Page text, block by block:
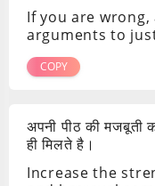
If you are
arguments to
COPY
अपनी पीठ की मजबूती
ही मिलते है।
Increase the